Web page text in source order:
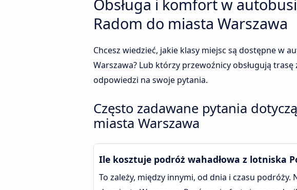
Obsługa i komfort w
Radom do miasta Warszawa
Chcesz wiedzieć, jakie klasy miejsc są dostępne w
Warszawa? Lub którzy przewoźnicy obsługują
odpowiedzi na swoje pytania.
Często zadawane pytania
miasta Warszawa
Ile kosztuje podróż wahadłowa z lotniska
To zależy, między innymi, od dnia i czasu